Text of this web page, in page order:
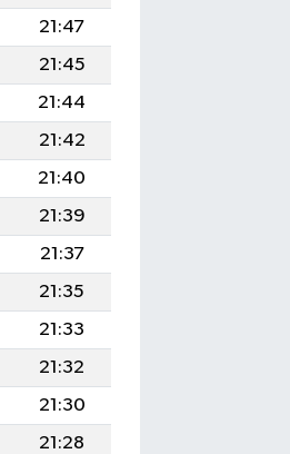
21:47
21:45
21:44
21:42
21:40
21:39
21:37
21:35
21:33
21:32
21:30
21:28